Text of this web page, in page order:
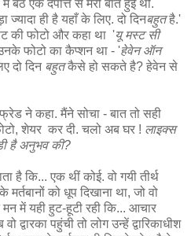
बैठे एक दंपत्ति से मेरी बात हुई थी.
ही है यहाँ के लिए. दो दिनबहुतहै.'
की फोटो और कहा था 'यू मस्ट सी
फोटो का कैप्शन था - 'हेवेन ऑन
दो दिन बहुतकैसे हो सकते है? हेवेन से
ने कहा. मैंने सोचा - बात तो सही
शेयर कर दी. चलो अब घर ! लाइक्स
है अनुभव की?
है कि... एक थीं कोई. वो गयी तीर्थ
को धूप दिखाना था, जो वो
में यही हुट-हूटी रही कि... आचार
द्वारका पहुंची तो लोग उन्हें द्वारिकाधीश